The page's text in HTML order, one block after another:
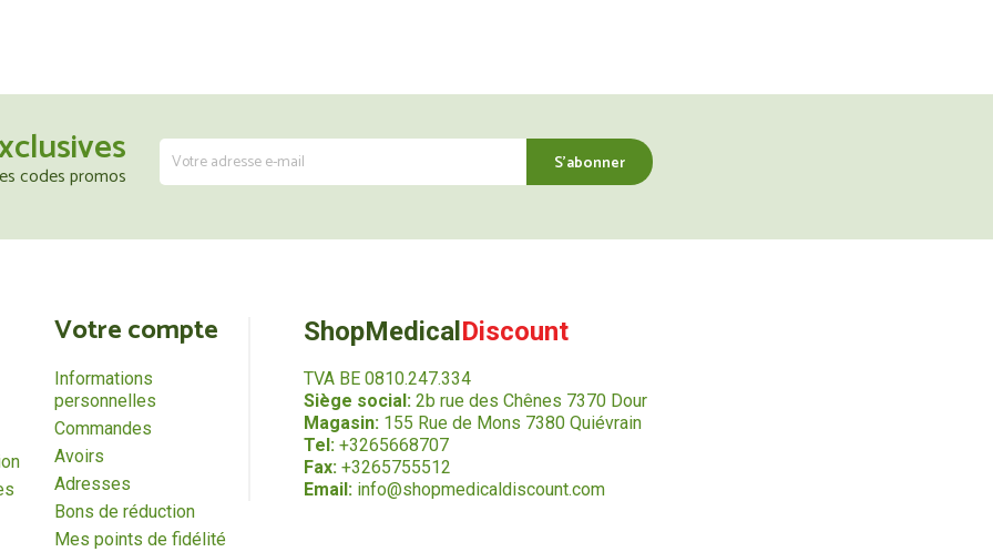
codes promos
Votre compte
Informations
personnelles
Commandes
Avoirs
Adresses
Bons de réduction
Mes points de fidélité
ShopMedical Discount
TVA BE 0810.247.334
Siège social:2b rue des Chênes 7370 Dour
Magasin:155 Rue de Mons 7380 Quiévrain
Tel: +3265668707
Fax: +3265755512
Email: info@shopmedicaldiscount.com